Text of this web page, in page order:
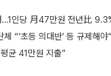
…1인당 月47만원 전년比
“‘초등 의대반’ 등 규제해
균 41만원 지출”